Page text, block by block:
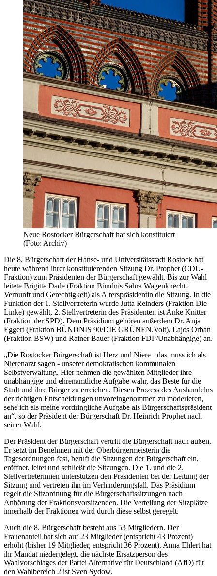
Neue Rostocker Bürgerschaft hat sich konstituiert
(Foto: Archiv)
Die 8. Bürgerschaft der Hanse- und Universitätsstadt Rostock hat
heute während ihrer konstituierenden Sitzung Dr. Prophet (CDU-
Fraktion) zum Präsidenten der Bürgerschaft gewählt. Bis zur Wahl
leitete Brigitte Dade (Fraktion Bündnis Sahra Wagenknecht-
Vernunft und Gerechtigkeit) als Alterspräsidentin die Sitzung. In die
Funktion der 1. Stellvertreterin wurde Jutta Reinders (Fraktion Die
Linke) gewählt, 2. Stellvertreterin des Präsidenten ist Anke Knitter
(Fraktion der SPD). Dem Präsidium gehören außerdem Dr. Anja
Eggert (Fraktion BÜNDNIS 90/DIE GRÜNEN.Volt), Lajos Orban
(Fraktion BSW) und Rainer Bauer (Fraktion FDP/Unabhängige) an.
„Die Rostocker Bürgerschaft ist Herz und Niere - das muss ich als
Nierenarzt sagen - unserer demokratischen kommunalen
Selbstverwaltung. Hier nehmen die gewählten Mitglieder ihre
unabhängige und ehrenamtliche Aufgabe wahr, das Beste für die
Stadt und ihre Bürger zu erreichen. Diesen Prozess des Aushandelns
der richtigen Entscheidungen unvoreingenommen zu moderieren,
sehe ich als meine vordringliche Aufgabe als Bürgerschaftspräsident
an“, so der Präsident der Bürgerschaft Dr. Heinrich Prophet nach
seiner Wahl.
Der Präsident der Bürgerschaft vertritt die Bürgerschaft nach außen.
Er setzt im Benehmen mit der Oberbürgermeisterin die
Tagesordnungen fest, beruft die Sitzungen der Bürgerschaft ein,
eröffnet, leitet und schließt die Sitzungen. Die 1. und die 2.
Stellvertreterinnen unterstützen den Präsidenten bei der Leitung der
Sitzung und vertreten ihn im Verhinderungsfall. Das Präsidium
regelt die Sitzordnung für die Bürgerschaftssitzungen nach
Anhörung der Fraktionsvorsitzenden. Die Verteilung der Sitzplätze
innerhalb der Fraktionen wird durch diese selbst geregelt.
Auch die 8. Bürgerschaft besteht aus 53 Mitgliedern. Der
Frauenanteil hat sich auf 23 Mitglieder (entspricht 43 Prozent)
erhöht (bisher 19 Mitglieder, entspricht 36 Prozent). Anna Ehlert hat
ihr Mandat niedergelegt, die nächste Ersatzperson des
Wahlvorschlages der Partei Alternative für Deutschland (AfD) für
den Wahlbereich 2 ist Sven Sydow.